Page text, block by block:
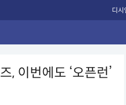
디시
이번에도 ‘오픈런’